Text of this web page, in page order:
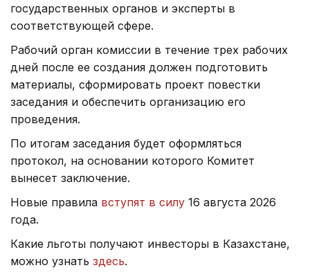
государственных органов и эксперты в
соответствующей сфере.
Рабочий орган комиссии в течение трех рабочих
дней после ее создания должен подготовить
материалы, сформировать проект повестки
заседания и обеспечить организацию его
проведения.
По итогам заседания будет оформляться
протокол, на основании которого Комитет
вынесет заключение.
Новые правила вступят в силу 16 августа 2026
года.
Какие льготы получают инвесторы в Казахстане,
можно узнать здесь.